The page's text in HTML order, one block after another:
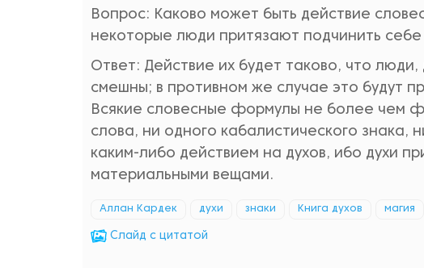
Вопрос: Каково может быть действие
некоторые люди притязают подчинить себе
Ответ: Действие их будет таково, что
смешны; в противном же случае это будут
Всякие словесные формулы не более чем
слова, ни одного кабалистического знака,
каким-либо действием на духов, ибо духи
материальными вещами.
Аллан Кардек духи знаки Книга духов магия
Cлайд с цитатой